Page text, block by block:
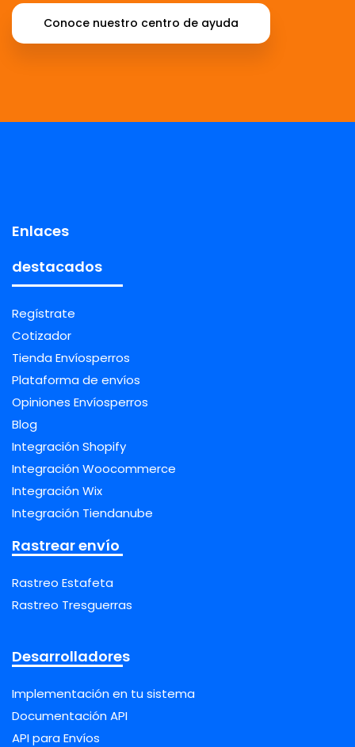
Conoce nuestro centro de ayuda
Enlaces
destacados
Regístrate
Cotizador
Tienda Envíosperros
Plataforma de envíos
Opiniones Envíosperros
Blog
Integración Shopify
Integración Woocommerce
Integración Wix
Integración Tiendanube
Rastrear envío
Rastreo Estafeta
Rastreo Tresguerras
Desarrolladores
Implementación en tu sistema
Documentación API
API para Envíos